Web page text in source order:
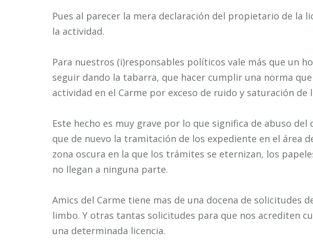
Pues al parecer la mera declaración del propietario de la
la actividad.
Para nuestros (i)responsables políticos vale más que un
seguir dando la tabarra, que hacer cumplir una norma
actividad en el Carme por exceso de ruido y saturación de
Este hecho es muy grave por lo que significa de abuso del
que de nuevo la tramitación de los expediente en el área
zona oscura en la que los trámites se eternizan, los
no llegan a ninguna parte.
Amics del Carme tiene mas de una docena de solicitudes
limbo. Y otras tantas solicitudes para que nos acrediten
una determinada licencia.